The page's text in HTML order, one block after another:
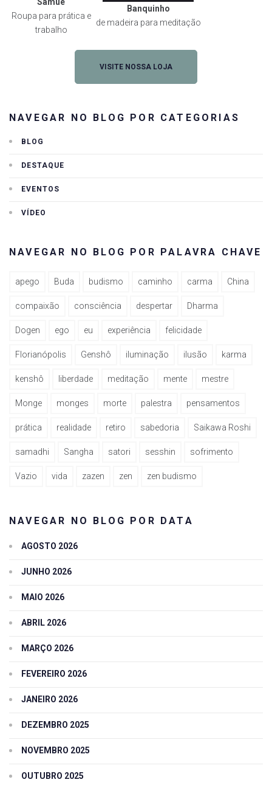
Roupa para prática e
trabalho
Banquinho
de madeira para meditação
VISITE NOSSA LOJA
NAVEGAR NO BLOG POR CATEGORIAS
BLOG
DESTAQUE
EVENTOS
VÍDEO
NAVEGAR NO BLOG POR PALAVRA CHAVE
apego Buda budismo caminho carma China
compaixão consciência despertar Dharma
Dogen ego eu experiência felicidade
Florianópolis Genshô iluminação ilusão karma
kenshô liberdade meditação mente mestre
Monge monges morte palestra pensamentos
prática realidade retiro sabedoria Saikawa Roshi
samadhi Sangha satori sesshin sofrimento
Vazio vida zazen zen zen budismo
NAVEGAR NO BLOG POR DATA
AGOSTO 2026
JUNHO 2026
MAIO 2026
ABRIL 2026
MARÇO 2026
FEVEREIRO 2026
JANEIRO 2026
DEZEMBRO 2025
NOVEMBRO 2025
OUTUBRO 2025